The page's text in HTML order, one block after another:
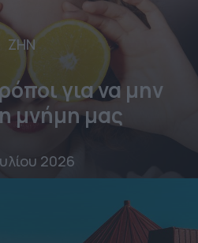
ΖΗΝ
για να μην
μνήμη μας
2026